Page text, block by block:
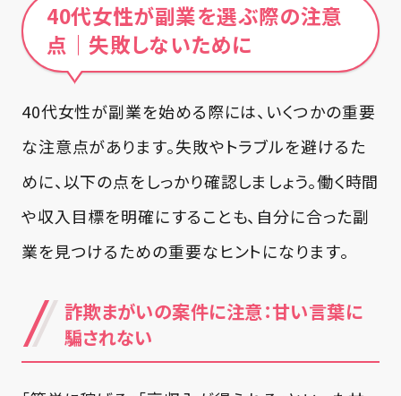
40代女性が副業を選ぶ際の注意
点｜失敗しないために
40代女性が副業を始める際には、いくつかの重要
な注意点があります。失敗やトラブルを避けるた
めに、以下の点をしっかり確認しましょう。働く時間
や収入目標を明確にすることも、自分に合った副
業を見つけるための重要なヒントになります。
詐欺まがいの案件に注意：甘い言葉に
騙されない